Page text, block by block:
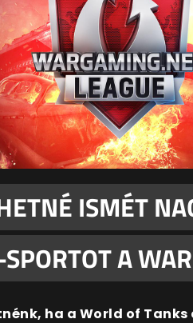
ISMÉT
A
ha a World of